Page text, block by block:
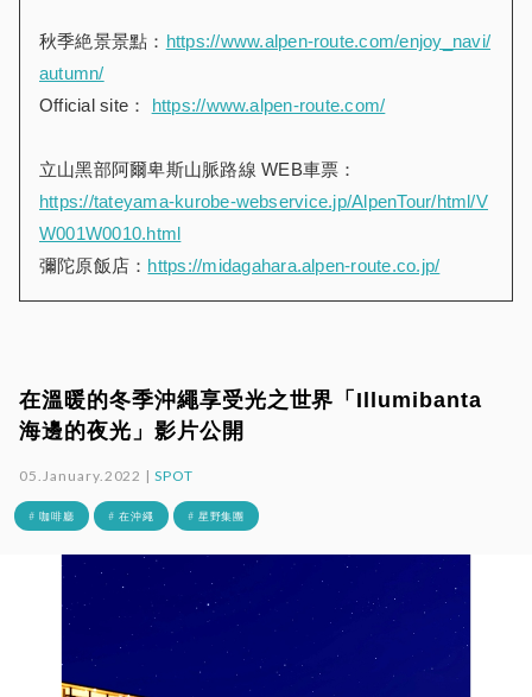
秋季絶景景點： https://www.alpen-route.com/enjoy_navi/
autumn/
Official site： https://www.alpen-route.com/
立山黑部阿爾卑斯山脈路線 WEB車票：
https://tateyama-kurobe-webservice.jp/AlpenTour/html/V
W001W0010.html
彌陀原飯店： https://midagahara.alpen-route.co.jp/
在溫暖的冬季沖繩享受光之世界「Illumibanta
海邊的夜光」影片公開
05.January.2022 |SPOT
# 咖啡廳 # 在沖繩 # 星野集團